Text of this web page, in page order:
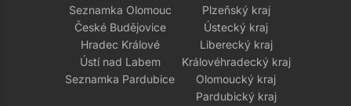
Seznamka Olomouc
České Budějovice
Hradec Králové
Ústí nad Labem
Seznamka Pardubice
Plzeňský kraj
Ústecký kraj
Liberecký kraj
Královéhradecký kraj
Olomoucký kraj
Pardubický kraj